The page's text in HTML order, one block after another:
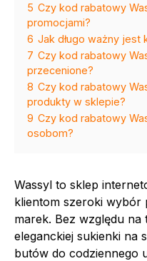
5 Czy kod rabatowy
promocjami?
6 Jak długo ważny jest
7 Czy kod rabatowy
przecenione?
8 Czy kod rabatowy
produkty w sklepie?
9 Czy kod rabatowy
osobom?
Wassyl to sklep
klientom szeroki wybór
marek. Bez względu
eleganckiej sukienki na
butów do codziennego